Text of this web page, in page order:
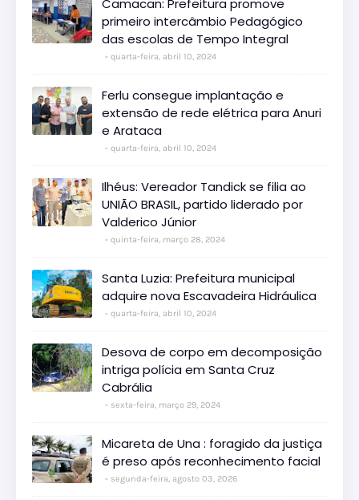
Camacan: Prefeitura promove
primeiro intercâmbio Pedagógico
das escolas de Tempo Integral
quarta-feira, abril 10, 2024
Ferlu consegue implantação e
extensão de rede elétrica para Anuri
e Arataca
quarta-feira, abril 10, 2024
Ilhéus: Vereador Tandick se filia ao
UNIÃO BRASIL, partido liderado por
Valderico Júnior
quinta-feira, março 28, 2024
Santa Luzia: Prefeitura municipal
adquire nova Escavadeira Hidráulica
quarta-feira, abril 10, 2024
Desova de corpo em decomposição
intriga polícia em Santa Cruz
Cabrália
sexta-feira, março 29, 2024
Micareta de Una : foragido da justiça
é preso após reconhecimento facial
segunda-feira, agosto 03, 2026